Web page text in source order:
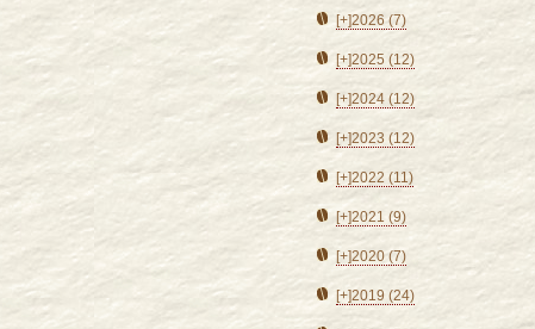
[+]2026 (7)
[+]2025 (12)
[+]2024 (12)
[+]2023 (12)
[+]2022 (11)
[+]2021 (9)
[+]2020 (7)
[+]2019 (24)